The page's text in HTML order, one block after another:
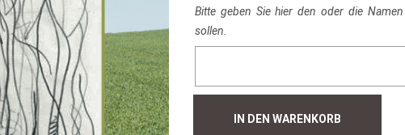
Bitte geben Sie hier den oder die
sollen.
IN DEN WARENKORB